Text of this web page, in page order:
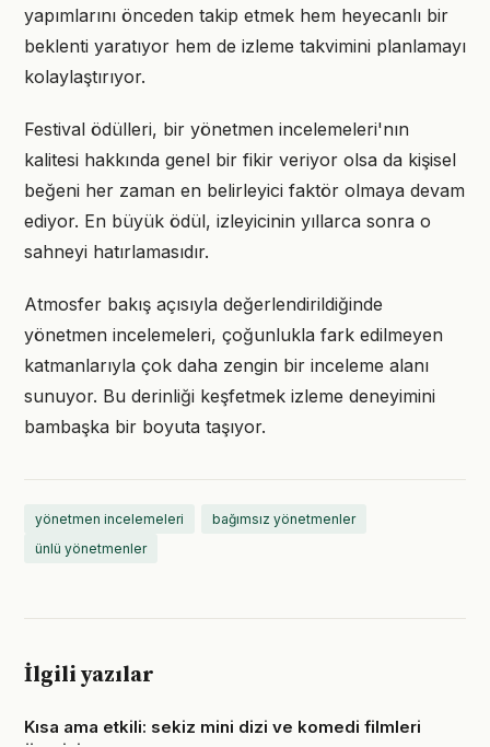
yapımlarını önceden takip etmek hem heyecanlı bir
beklenti yaratıyor hem de izleme takvimini planlamayı
kolaylaştırıyor.
Festival ödülleri, bir yönetmen incelemeleri'nın
kalitesi hakkında genel bir fikir veriyor olsa da kişisel
beğeni her zaman en belirleyici faktör olmaya devam
ediyor. En büyük ödül, izleyicinin yıllarca sonra o
sahneyi hatırlamasıdır.
Atmosfer bakış açısıyla değerlendirildiğinde
yönetmen incelemeleri, çoğunlukla fark edilmeyen
katmanlarıyla çok daha zengin bir inceleme alanı
sunuyor. Bu derinliği keşfetmek izleme deneyimini
bambaşka bir boyuta taşıyor.
yönetmen incelemeleri
bağımsız yönetmenler
ünlü yönetmenler
İlgili yazılar
Kısa ama etkili: sekiz mini dizi ve komedi filmleri